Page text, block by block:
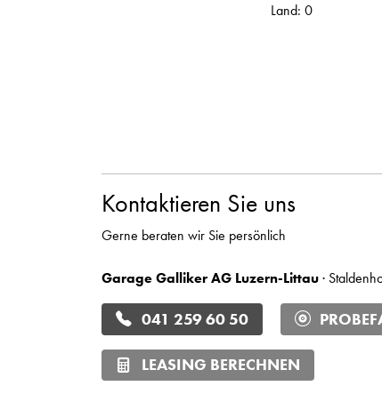
Land: 0
Kontaktieren Sie uns
Gerne beraten wir Sie persönlich
Garage Galliker AG Luzern-Littau·
041 259 60 50
LEASING BERECHNEN